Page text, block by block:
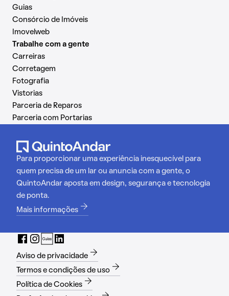
Guias
Consórcio de Imóveis
Imovelweb
Trabalhe com a gente
Carreiras
Corretagem
Fotografia
Vistorias
Parceria de Reparos
Parceria com Portarias
Para proporcionar uma experiência inesquecível para
quem precisa de um lar ou anuncia com a gente, o
QuintoAndar aposta em design, segurança e tecnologia
de ponta.
Mais informações
Aviso de privacidade
Termos e condições de uso
Política de Cookies